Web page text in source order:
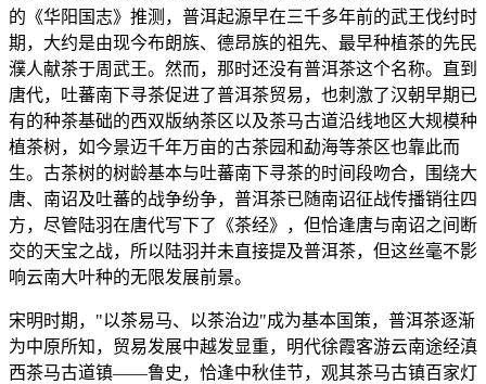
的《华阳国志》推测，普洱起源早在三千多年前的武王伐纣时
期，大约是由现今布朗族、德昂族的祖先、最早种植茶的先民
濮人献茶于周武王。然而，那时还没有普洱茶这个名称。直到
唐代，吐蕃南下寻茶促进了普洱茶贸易，也刺激了汉朝早期已
有的种茶基础的西双版纳茶区以及茶马古道沿线地区大规模种
植茶树，如今景迈千年万亩的古茶园和勐海等茶区也靠此而
生。古茶树的树龄基本与吐蕃南下寻茶的时间段吻合，围绕大
唐、南诏及吐蕃的战争纷争，普洱茶已随南诏征战传播销往四
方，尽管陆羽在唐代写下了《茶经》，但恰逢唐与南诏之间断
交的天宝之战，所以陆羽并未直接提及普洱茶，但这丝毫不影
响云南大叶种的无限发展前景。
宋明时期，"以茶易马、以茶治边"成为基本国策，普洱茶逐渐
为中原所知，贸易发展中越发显重，明代徐霞客游云南途经滇
西茶马古道镇——鲁史，恰逢中秋佳节，观其茶马古镇百家灯